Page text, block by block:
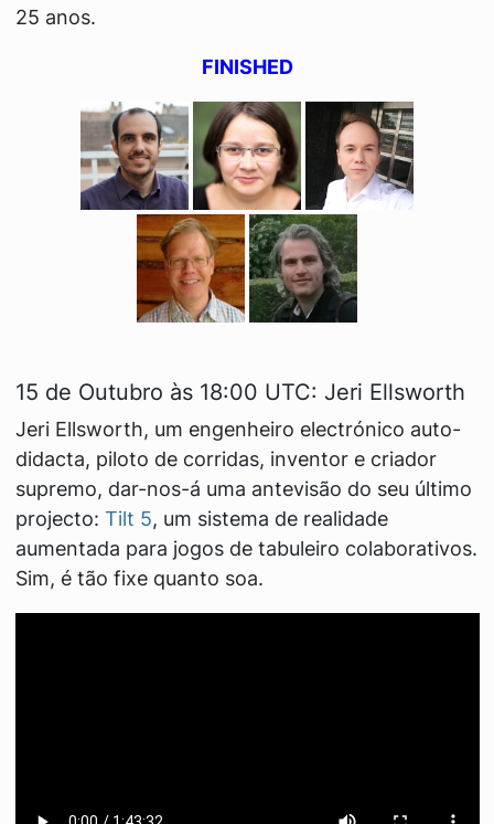
25 anos.
FINISHED
15 de Outubro às 18:00 UTC: Jeri Ellsworth
Jeri Ellsworth, um engenheiro electrónico auto-
didacta, piloto de corridas, inventor e criador
supremo, dar-nos-á uma antevisão do seu último
projecto: Tilt 5, um sistema de realidade
aumentada para jogos de tabuleiro colaborativos.
Sim, é tão fixe quanto soa.